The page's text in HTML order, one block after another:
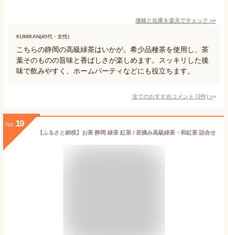
価格と在庫を楽天でチェック >>
KUMIKAN(40代・女性)
こちらの静岡の高級緑茶はいかが。希少品種茶を使用し、茶
葉そのものの旨味と香ばしさが楽しめます。スッキリした後
味で飲みやすく、ホームパーティなどにも役立ちます。
全てのおすすめコメント (2件) >
no. 19
【ふるさと納税】お茶 静岡 緑茶 紅茶 / 若摘み高級緑茶・和紅茶 詰合せ